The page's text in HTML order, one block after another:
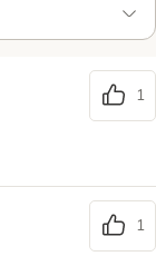
1
1